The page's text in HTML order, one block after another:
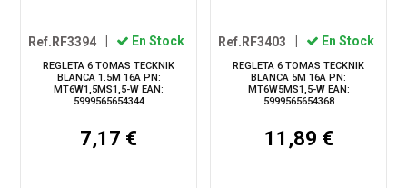
Ref.RF3394 En Stock
REGLETA 6 TOMAS TECKNIK
BLANCA 1.5M 16A PN:
MT6W1,5MS1,5-W EAN:
5999565654344
7,17 €
Ref.RF3403 En Stock
REGLETA 6 TOMAS TECKNIK
BLANCA 5M 16A PN:
MT6W5MS1,5-W EAN:
5999565654368
11,89 €